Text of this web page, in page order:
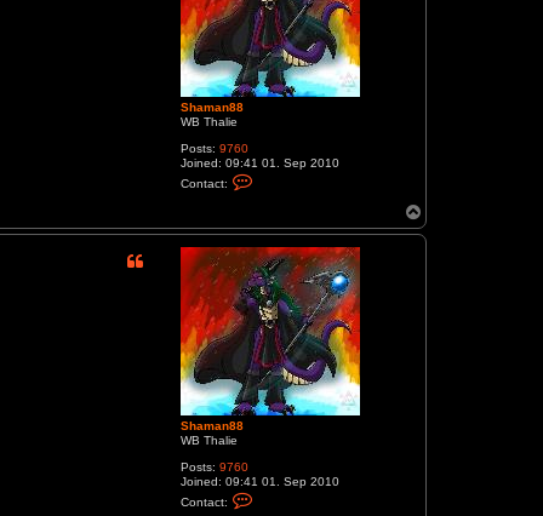
n
8
8
Shaman88
WB Thalie
Posts: 9760
Joined: 09:41 01. Sep 2010
Contact:
a
c
t
S
h
a
m
a
n
8
8
o
p
Shaman88
WB Thalie
Posts: 9760
Joined: 09:41 01. Sep 2010
Contact: